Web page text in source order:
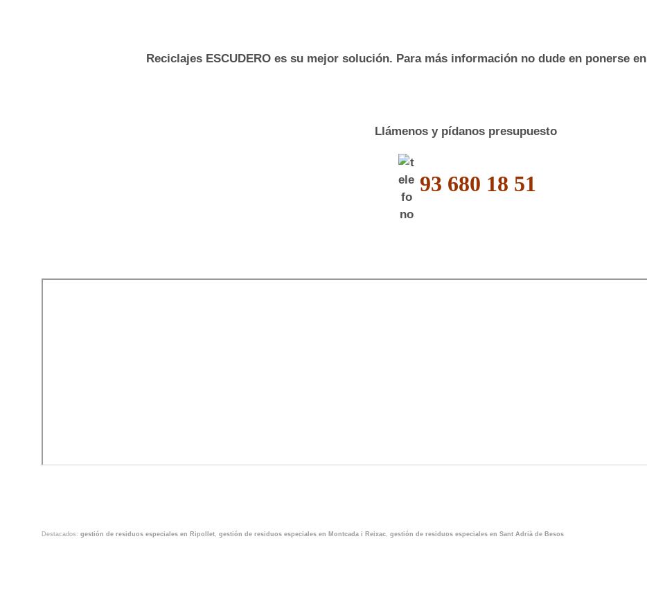
Reciclajes ESCUDERO es su mejor solución. Para más información no dude en ponerse en
Llámenos y pídanos presupuesto
93 680 18 51
Destacados: gestión de residuos especiales en Ripollet gestión de residuos especiales en Montcada i Reixac gestión de residuos especiales en Sant Adrià de Besos